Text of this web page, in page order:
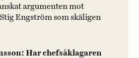
argumenten mot
Engström som skäligen
Har chefsåklagaren